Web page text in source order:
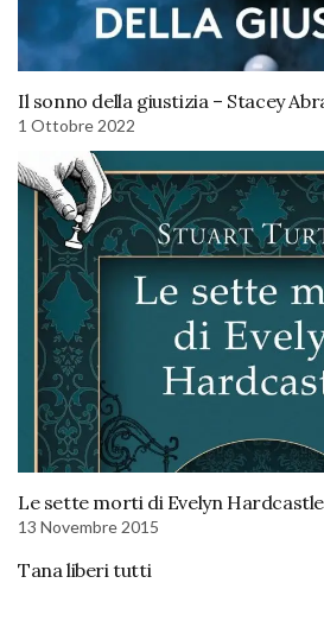
Il sonno della giustizia – Stacey
1 Ottobre 2022
Le sette morti di Evelyn
13 Novembre 2015
Tana liberi tutti